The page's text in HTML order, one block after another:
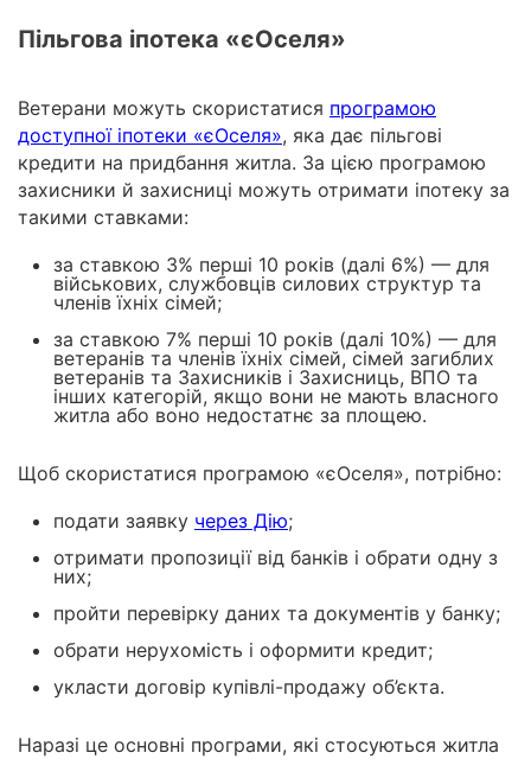
Пільгова іпотека «єОселя»
Ветерани можуть скористатися програмою
доступної іпотеки «єОселя», яка дає пільгові
кредити на придбання житла. За цією програмою
захисники й захисниці можуть отримати іпотеку за
такими ставками:
за ставкою 3% перші 10 років (далі 6%) — для
військових, службовців силових структур та
членів їхніх сімей;
за ставкою 7% перші 10 років (далі 10%) — для
ветеранів та членів їхніх сімей, сімей загиблих
ветеранів та Захисників і Захисниць, ВПО та
інших категорій, якщо вони не мають власного
житла або воно недостатнє за площею.
Щоб скористатися програмою «єОселя», потрібно:
подати заявку через Дію;
отримати пропозиції від банків і обрати одну з
них;
пройти перевірку даних та документів у банку;
обрати нерухомість і оформити кредит;
укласти договір купівлі-продажу об’єкта.
Наразі це основні програми, які стосуються житла